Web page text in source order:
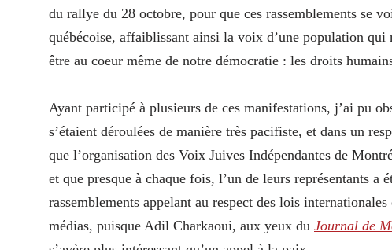
du rallye du 28 octobre, pour que ces rassemblements se
québécoise, affaiblissant ainsi la voix d’une population
être au coeur même de notre démocratie : les droits
Ayant participé à plusieurs de ces manifestations, j’ai pu
s’étaient déroulées de manière très pacifiste, et dans un
que l’organisation des Voix Juives Indépendantes de
et que presque à chaque fois, l’un de leurs représentants
rassemblements appelant au respect des lois
médias, puisque Adil Charkaoui, aux yeux du Journal de